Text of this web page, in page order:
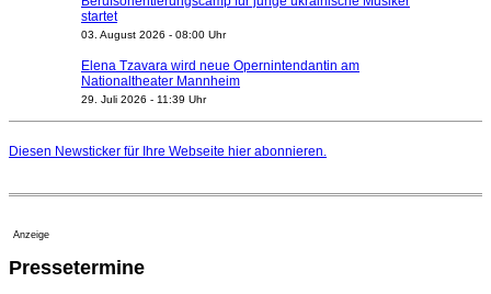
startet
03. August 2026 - 08:00 Uhr
Elena Tzavara wird neue Opernintendantin am
Nationaltheater Mannheim
29. Juli 2026 - 11:39 Uhr
geht 2027
Kammerorchester Heilbronn: Chefdirigent Risto Joost
Opernhäuser gedenken vertriebener jüdischer
Ensemblemitglieder
Diesen Newsticker für Ihre Webseite hier abonnieren.
Anzeige
Pressetermine